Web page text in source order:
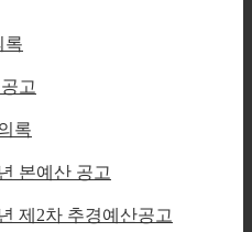
록
고
록
본예산 공고
제2차 추경예산공고